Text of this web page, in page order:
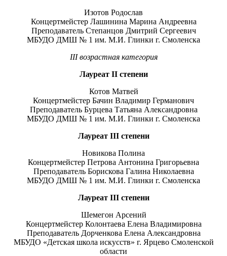
Изотов Родослав
Концертмейстер Лашинина Марина Андреевна
Преподаватель Степанцов Дмитрий Сергеевич
МБУДО ДМШ № 1 им. М.И. Глинки г. Смоленска
IIIвозрастная категория
Лауреат IIстепени
Котов Матвей
Концертмейстер Бачин Владимир Германович
Преподаватель Бурцева Татьяна Александровна
МБУДО ДМШ № 1 им. М.И. Глинки г. Смоленска
Лауреат IIIстепени
Новикова Полина
Концертмейстер Петрова Антонина Григорьевна
Преподаватель Борискова Галина Николаевна
МБУДО ДМШ № 1 им. М.И. Глинки г. Смоленска
Лауреат IIIстепени
Шемегон Арсений
Концертмейстер Колонтаева Елена Владимировна
Преподаватель Дорченкова Елена Александровна
МБУДО «Детская школа искусств» г. Ярцево Смоленской
области